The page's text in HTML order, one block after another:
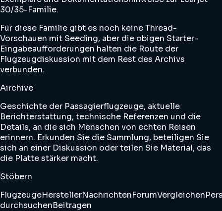
30/35-Familie.
Für diese Familie gibt es noch keine Thread-
Vorschauen mit Seeding, aber die obigen Starter-
Eingabeaufforderungen halten die Route der
Flugzeugdiskussion mit dem Rest des Archivs
verbunden.
Airchive
Geschichte der Passagierflugzeuge, aktuelle
Berichterstattung, technische Referenzen und die
Details, an die sich Menschen von echten Reisen
erinnern. Erkunden Sie die Sammlung, beteiligen Sie
sich an einer Diskussion oder teilen Sie Material, das
die Platte stärker macht.
Stöbern
FlugzeugeHerstellerNachrichtenForumVergleichen
durchsuchenBeitragen